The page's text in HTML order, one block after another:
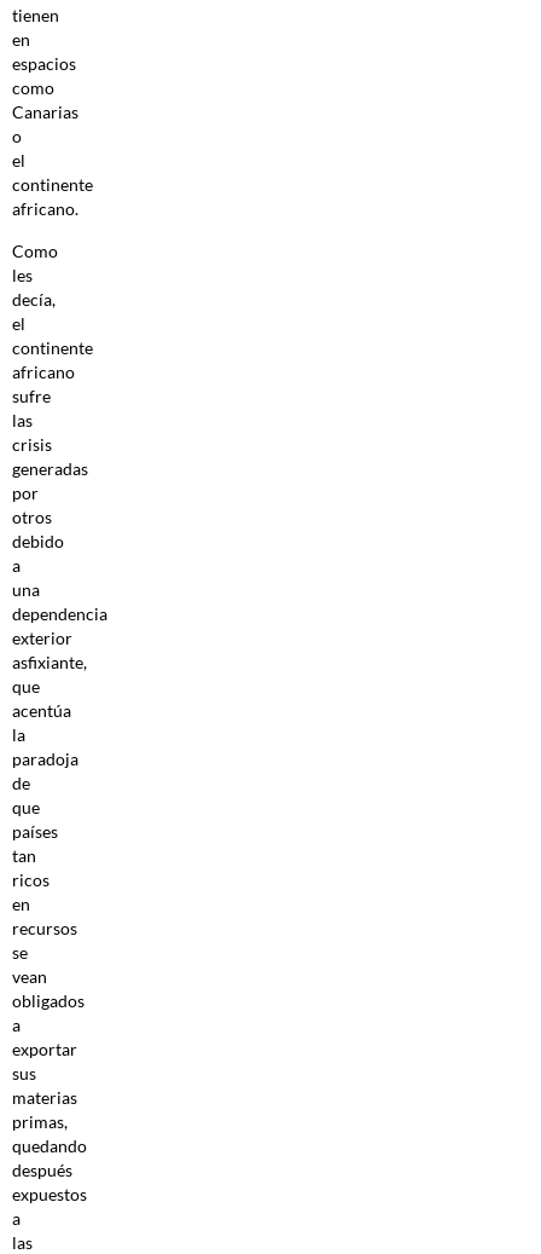
tienen
en
espacios
como
Canarias
o
el
continente
africano.
Como
les
decía,
el
continente
africano
sufre
las
crisis
generadas
por
otros
debido
a
una
dependencia
exterior
asfixiante,
que
acentúa
la
paradoja
de
que
países
tan
ricos
en
recursos
se
vean
obligados
a
exportar
sus
materias
primas,
quedando
después
expuestos
a
las